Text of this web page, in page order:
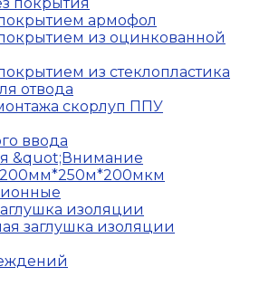
армофол
из оцинкованной
из стеклопластика
отвода
скорлуп ППУ
ввода
&quot;Внимание
200мм*250м*200мкм
изоляции
заглушка изоляции